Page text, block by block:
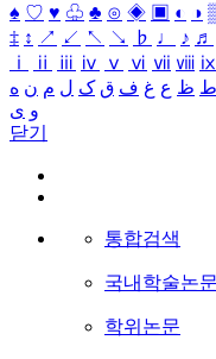
♠ ♡ ♥ ♧ ♣ ⊙ ◈ ▣ ◐ ◑
‡ ↕ ↗ ↙ ↖ ↘ ♭ ♩ ♪ ♬
ⅰ
ⅱ ⅲ ⅳ ⅴ ⅵ ⅶ ⅷ ⅸ
ط ظ ع غ ف ق ک ل م ن ه
و ی
닫기
통합검색
국내학술논문
학위논문